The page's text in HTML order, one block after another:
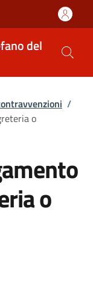
del
/
o
o